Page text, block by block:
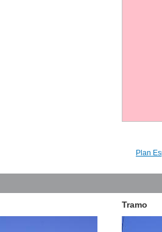
Plan
Tramo